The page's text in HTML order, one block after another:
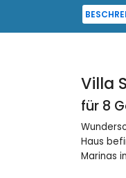
Villa
für 8
Haus
Marinas